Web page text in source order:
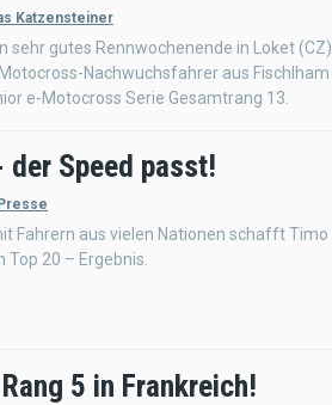
Katzensteiner
sehr gutes Rennwochenende in Loket (CZ)
Nachwuchsfahrer aus Fischlham
e-Motocross Serie Gesamtrang 13.
Speed passt!
Fahrern aus vielen Nationen schafft Timo
20 – Ergebnis.
5 in Frankreich!